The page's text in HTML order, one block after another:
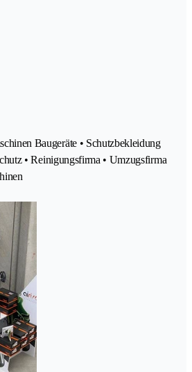
Baugeräte • Schutzbekleidung
• Reinigungsfirma • Umzugsfirma